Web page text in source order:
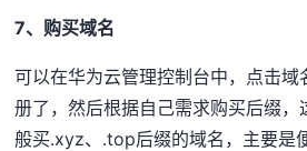
7、 购买域名
可以在华为云管理控制台中，点击
册了，然后根据自己需求购买后缀
般买.xyz、.top后缀的域名，主要是